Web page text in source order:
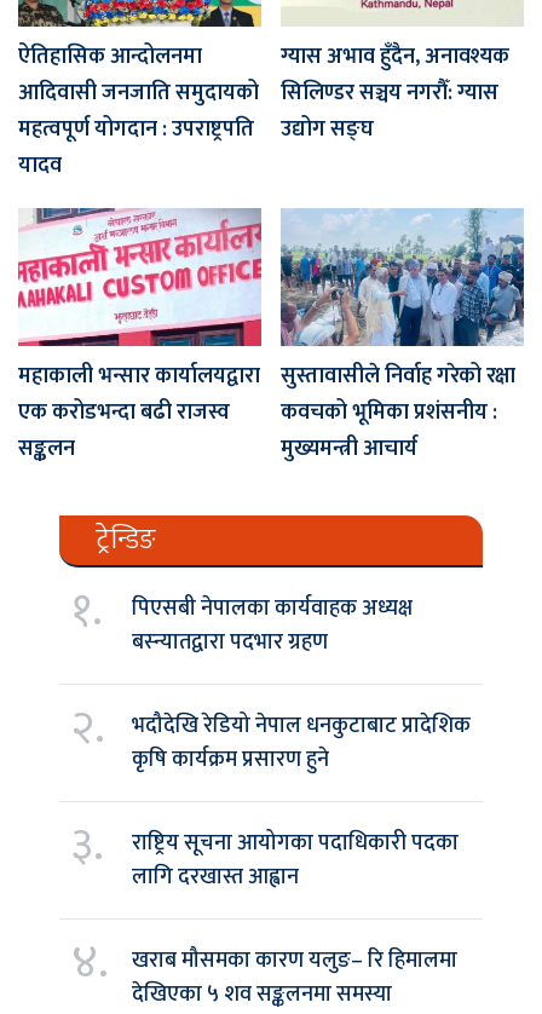
ऐतिहासिक आन्दोलनमा
आदिवासी जनजाति समुदायको
महत्वपूर्ण योगदान : उपराष्ट्रपति
यादव
ग्यास अभाव हुँदैन, अनावश्यक
सिलिण्डर सञ्चय नगरौँ: ग्यास
उद्योग सङ्घ
महाकाली भन्सार कार्यालयद्वारा
एक करोडभन्दा बढी राजस्व
सङ्कलन
सुस्तावासीले निर्वाह गरेको रक्षा
कवचको भूमिका प्रशंसनीय :
मुख्यमन्त्री आचार्य
ट्रेन्डिङ
१.
पिएसबी नेपालका कार्यवाहक अध्यक्ष
बस्न्यातद्वारा पदभार ग्रहण
२.
भदौदेखि रेडियो नेपाल धनकुटाबाट प्रादेशिक
कृषि कार्यक्रम प्रसारण हुने
३.
राष्ट्रिय सूचना आयोगका पदाधिकारी पदका
लागि दरखास्त आह्वान
४.
खराब मौसमका कारण यलुङ– रि हिमालमा
देखिएका ५ शव सङ्कलनमा समस्या